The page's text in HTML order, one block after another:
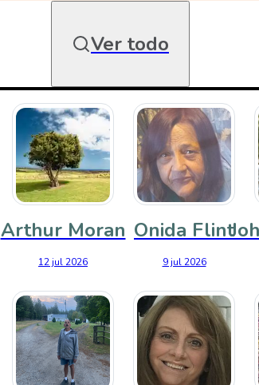
Ver todo
Arthur Moran
12 jul 2026
Onida Flint
9 jul 2026